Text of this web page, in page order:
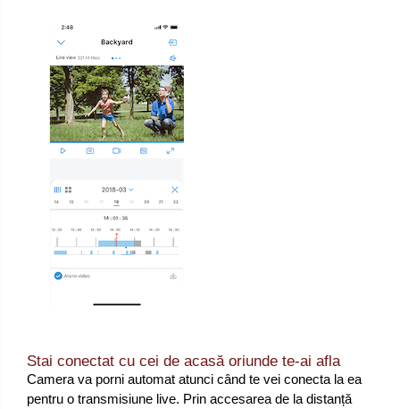
Stai conectat cu cei de acasă oriunde te-ai afla
Camera va porni automat atunci când te vei conecta la ea
pentru o transmisiune live. Prin accesarea de la distanță